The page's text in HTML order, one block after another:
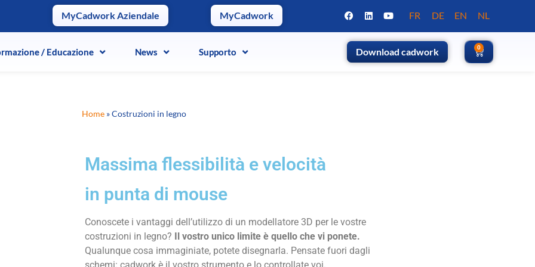
MyCadwork Aziendale MyCadwork FR DE EN NL
/ Educazione News Supporto Download cadwork 0
/ Educazione News Supporto Download cadwork 0
Home»Costruzioni in legno
Massima flessibilità e velocità
in punta di mouse
Conoscete i vantaggi dell’utilizzo di un modellatore 3D per le vostre
costruzioni in legno? Il vostro unico limite è quello che vi ponete.
Qualunque cosa immaginiate, potete disegnarla. Pensate fuori dagli